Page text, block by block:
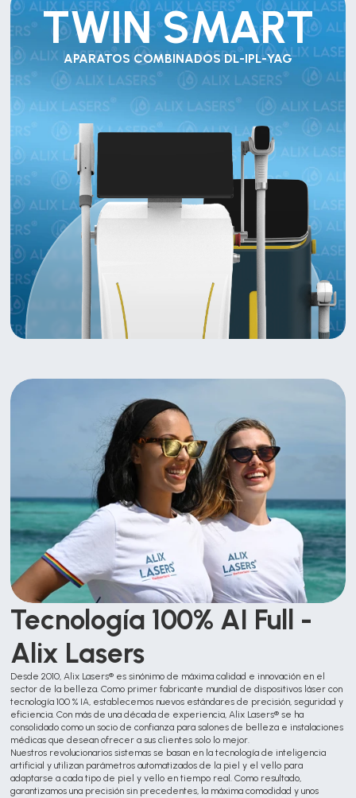
TWIN SMART
APARATOS COMBINADOS DL-IPL-YAG
Tecnología 100% AI Full -
Alix Lasers
Desde 2010, Alix Lasers® es sinónimo de máxima calidad e innovación en el
sector de la belleza. Como primer fabricante mundial de dispositivos láser con
tecnología 100 % IA, establecemos nuevos estándares de precisión, seguridad y
eficiencia. Con más de una década de experiencia, Alix Lasers® se ha
consolidado como un socio de confianza para salones de belleza e instalaciones
médicas que desean ofrecer a sus clientes solo lo mejor.
Nuestros revolucionarios sistemas se basan en la tecnología de inteligencia
artificial y utilizan parámetros automatizados de la piel y el vello para
adaptarse a cada tipo de piel y vello en tiempo real. Como resultado,
garantizamos una precisión sin precedentes, la máxima comodidad y unos